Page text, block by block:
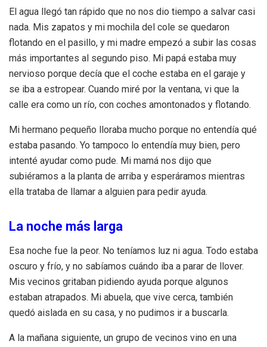
El agua llegó tan rápido que no nos dio tiempo a salvar casi
nada. Mis zapatos y mi mochila del cole se quedaron
flotando en el pasillo, y mi madre empezó a subir las cosas
más importantes al segundo piso. Mi papá estaba muy
nervioso porque decía que el coche estaba en el garaje y
se iba a estropear. Cuando miré por la ventana, vi que la
calle era como un río, con coches amontonados y flotando.
Mi hermano pequeño lloraba mucho porque no entendía qué
estaba pasando. Yo tampoco lo entendía muy bien, pero
intenté ayudar como pude. Mi mamá nos dijo que
subiéramos a la planta de arriba y esperáramos mientras
ella trataba de llamar a alguien para pedir ayuda.
La noche más larga
Esa noche fue la peor. No teníamos luz ni agua. Todo estaba
oscuro y frío, y no sabíamos cuándo iba a parar de llover.
Mis vecinos gritaban pidiendo ayuda porque algunos
estaban atrapados. Mi abuela, que vive cerca, también
quedó aislada en su casa, y no pudimos ir a buscarla.
A la mañana siguiente, un grupo de vecinos vino en una